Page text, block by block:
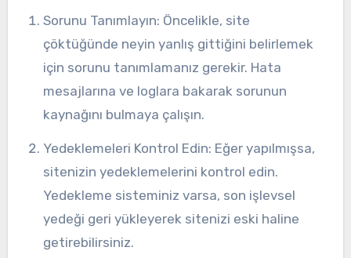
Sorunu Tanımlayın: Öncelikle, site
çöktüğünde neyin yanlış gittiğini belirlemek
için sorunu tanımlamanız gerekir. Hata
mesajlarına ve loglara bakarak sorunun
kaynağını bulmaya çalışın.
Yedeklemeleri Kontrol Edin: Eğer yapılmışsa,
sitenizin yedeklemelerini kontrol edin.
Yedekleme sisteminiz varsa, son işlevsel
yedeği geri yükleyerek sitenizi eski haline
getirebilirsiniz.